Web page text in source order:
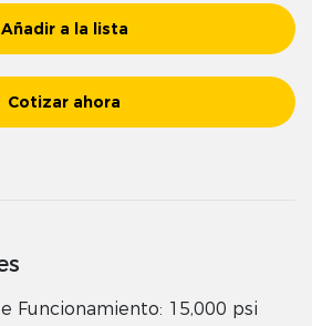
Añadir a la lista
Cotizar ahora
Funcionamiento: 15,000 psi